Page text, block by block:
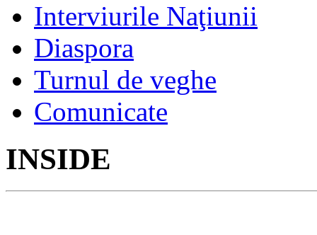
Interviurile Naţiunii
Diaspora
Turnul de veghe
Comunicate
INSIDE